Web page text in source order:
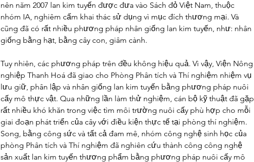
nên năm 2007 lan kim tuyến được đưa vào Sách đỏ Việt Nam, thuộc
nhóm IA, nghiêm cấm khai thác sử dụng vì mục đích thương mại. Và
cũng đã có rất nhiều phương pháp nhân giống lan kim tuyến, như: nhân
giống bằng hạt, bằng cây con, giâm cành.
Tuy nhiên, các phương pháp trên đều không hiệu quả. Vì vậy, Viện Nông
nghiệp Thanh Hoá đã giao cho Phòng Phân tích và Thí nghiệm nhiệm vụ
lưu giữ, phân lập và nhân giống lan kim tuyến bằng phương pháp nuôi
cấy mô thực vật. Qua những lần làm thử nghiệm, cán bộ kỹ thuật đã gặp
rất nhiều khó khăn trong việc tìm môi trường nuôi cấy phù hợp cho mỗi
giai đoạn phát triển của cây với điều kiện thực tế tại phòng thí nghiệm.
Song, bằng công sức và tất cả đam mê, nhóm công nghệ sinh học của
phòng Phân tích và Thí nghiệm đã nghiên cứu thành công công nghệ
sản xuất lan kim tuyến thương phẩm bằng phương pháp nuôi cấy mô